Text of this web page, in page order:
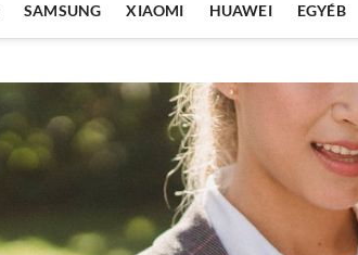
SAMSUNG XIAOMI HUAWEI EGYÉB